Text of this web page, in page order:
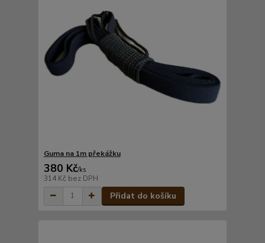
Guma na 1m překážku
380 Kč/ks
314 Kč bez DPH
Přidat do košíku